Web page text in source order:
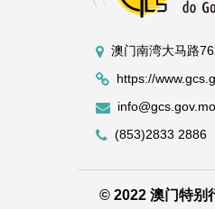
澳门南湾大马路
https://
info@gcs.gov.mo
(853)2833 2886
© 2022 澳门特别